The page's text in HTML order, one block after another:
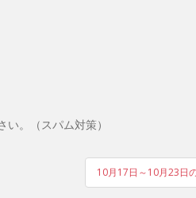
。（スパム対策）
10月17日～10月23日